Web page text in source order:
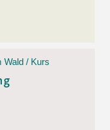
Wald / Kurs